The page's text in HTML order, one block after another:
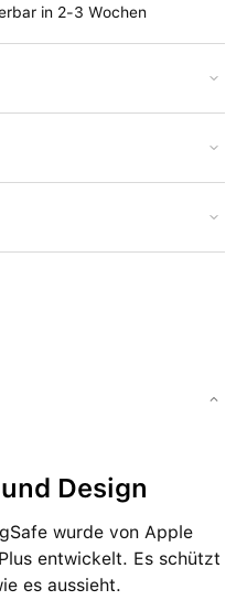
in 2-3 Wochen
Design
wurde von Apple
entwickelt. Es schützt
es aussieht.